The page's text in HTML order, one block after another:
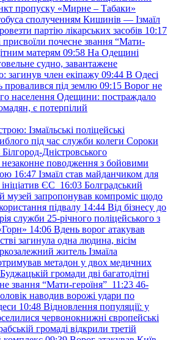
пропуску «Мирне – Табаки»
сполученням Кишинів — Ізмаїл
партію лікарських засобів 10:17
присвоїли почесне звання “Мати-
матерям 09:58 На Одещині
судно, завантажене
загинув член екіпажу 09:44 В Одесі
провалився під землю 09:15 Ворог не
населення Одещини: постраждало
є потерпілий
Ізмаїльські поліцейські
під час служби колеги Сороки
Дністровського
незаконне поводження з бойовими
16:47 Ізмаїл став майданчиком для
ЄС 16:03 Болградський
музей запропонував компроміс щодо
підвалу 14:44 Від бізнесу до
служби 25-річного поліцейського з
14:06 Вдень ворог атакував
загинула одна людина, вісім
житель Ізмаїла
метадон у двох медичних
громади дві багатодітні
звання “Мати-героїня” 11:23 46-
наводив ворожі удари по
10:48 Відновлення популяції: у
червонокнижні європейські
громаді відкрили третій